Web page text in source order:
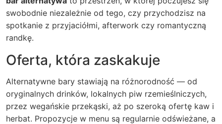
swobodnie niezależnie od tego, czy przychodzisz na
spotkanie z przyjaciółmi, afterwork czy romantyczną
randkę.
Oferta, która zaskakuje
Alternatywne bary stawiają na różnorodność — od
oryginalnych drinków, lokalnych piw rzemieślniczych,
przez wegańskie przekąski, aż po szeroką ofertę kaw i
herbat. Propozycje w menu są regularnie odświeżane, a